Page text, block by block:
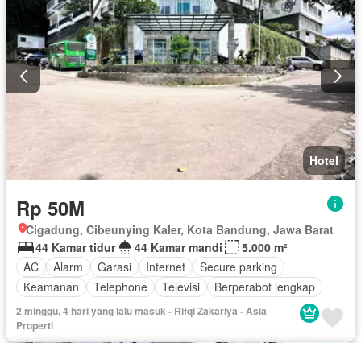
Hotel
Rp 50M
Cigadung, Cibeunying Kaler, Kota Bandung, Jawa Barat
44 Kamar tidur
44 Kamar mandi
5.000 m²
AC
Alarm Garasi Internet
Secure parking
Keamanan
Telephone Televisi Berperabot lengkap
2 minggu, 4 hari yang lalu masuk - Rifqi Zakariya - Asia
Properti